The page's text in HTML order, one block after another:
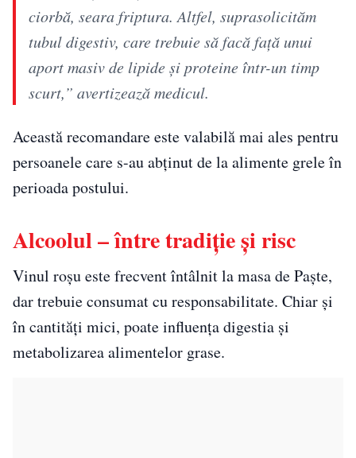
ciorbă, seara friptura. Altfel, suprasolicităm
tubul digestiv, care trebuie să facă față unui
aport masiv de lipide și proteine într-un timp
scurt,” avertizează medicul.
Această recomandare este valabilă mai ales pentru
persoanele care s-au abținut de la alimente grele în
perioada postului.
Alcoolul – între tradiție și risc
Vinul roșu este frecvent întâlnit la masa de Paște,
dar trebuie consumat cu responsabilitate. Chiar și
în cantități mici, poate influența digestia și
metabolizarea alimentelor grase.